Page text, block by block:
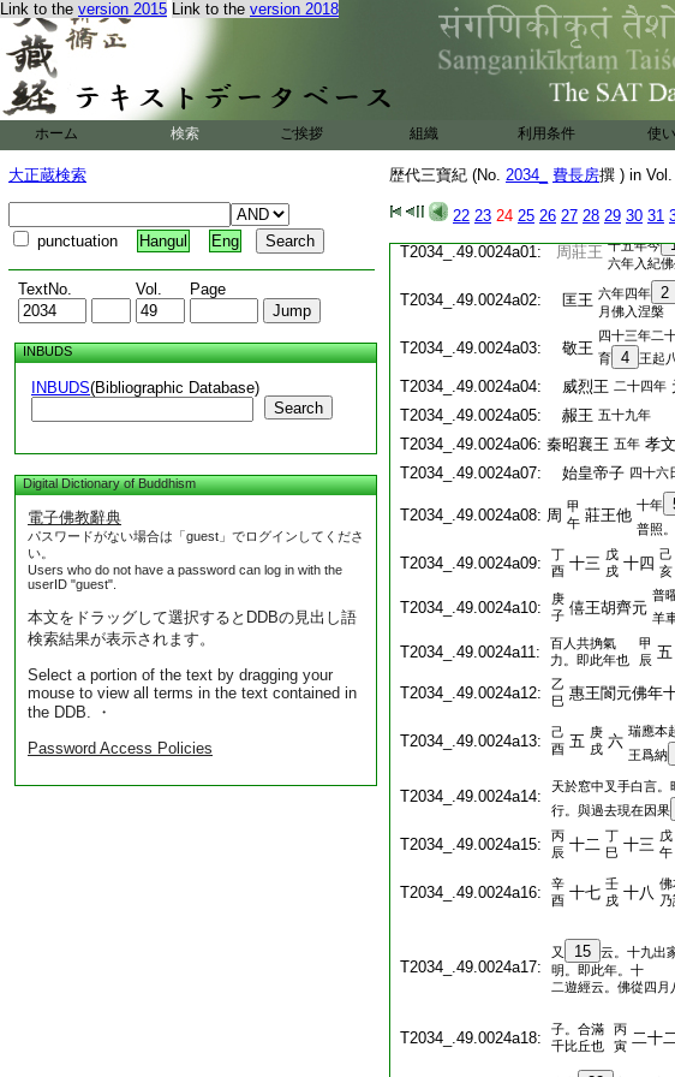
Link to the version 2015 Link to the version 2018
ホーム 検索 ご挨拶 組織 利用条件 使
大正蔵検索
punctuation Hangul Eng
TextNo. Vol. Page
INBUDS
INBUDS(Bibliographic Database)
Search
Digital Dictionary of Buddhism
電子佛教辭典
パスワードがない場合は「guest」でログインしてくださ
い。
Users who do not have a password can log in with the
userID "guest".
本文をドラッグして選択するとDDBの見出し語
検索結果が表示されます。
Select a portion of the text by dragging your
mouse to view all terms in the text contained in
the DDB. ・
Password Access Policies
歴代三寶紀 (No. 2034_ 費長房撰 ) in
22 23 24 25 26 27 28 29 30 31
T2034_.49.0023c20:及阿育王造舍利塔
T2034_.49.0023c21: 始皇時。有諸沙門
T2034_.49.0023c22:來化。始皇弗從。
六人來破獄出之
四十九年爲漢所
T2034_.49.0023c25:秦二世敗歳甲午。
T2034_.49.0023c26:二主。周十六王四
T2034_.49.0023c27:
而不録。起自莊王
T2034_.49.0023c29:秦世録。明佛 44
T2034_.49.0024a01:
周莊王 十五年今
六年入紀佛
T2034_.49.0024a02: 匡王 六年四年 2
月佛入涅槃
T2034_.49.0024a03: 敬王
四十三年二
育
4 王起
T2034_.49.0024a04: 威烈王 二十四年
T2034_.49.0024a05: 赧王 五十九年
T2034_.49.0024a06: 秦昭襄王 五年 孝
T2034_.49.0024a07: 始皇帝子 四十六
T2034_.49.0024a08: 周 甲
午 莊王他
十年
普照
T2034_.49.0024a09:
丁
酉 十三 戊
戌 十四 己
亥
T2034_.49.0024a10:
庚
子 僖王胡齊元
普
羊
T2034_.49.0024a11:
百人共捔氣
力。即此年也
甲
辰 五
T2034_.49.0024a12:
乙
巳 惠王閬元佛年
T2034_.49.0024a13:
己
酉 五 庚
戌 六
瑞應本
王爲納
T2034_.49.0024a14:
天於窓中叉手白言。
行。與過去現在因果
T2034_.49.0024a15:
丙
辰 十二 丁
巳 十三 戊
午
T2034_.49.0024a16:
辛
酉 十七 壬
戌 十八 佛
T2034_.49.0024a17:
又 15 云。十九出
明。即此年。十
二遊經云。佛從四
T2034_.49.0024a18:
子。合滿
千比丘也
丙
寅 二十